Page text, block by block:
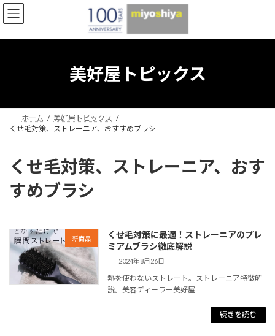
コ
ン
ン
ナ
ビ
ー
美好屋トピックス
ホーム
美好屋トピックス
くせ毛対策、ストレーニア、おすすめブラシ
くせ毛対策、ストレーニア、おす
すめブラシ
新商品
くせ毛対策に最適！ストレーニアのプレ
ミアムブラシ徹底解説
2024年8月26日
熱を使わないストレート。ストレーニア特徴解
説。美容ディーラー美好屋
続きを読む